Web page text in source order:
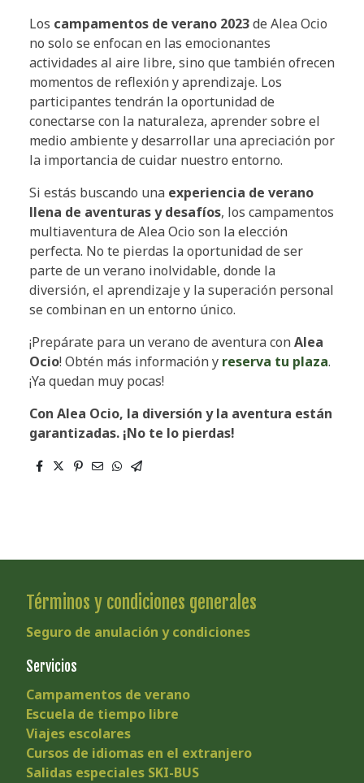
Los campamentos de verano 2023de Alea Ocio
no solo se enfocan en las emocionantes
actividades al aire libre, sino que también ofrecen
momentos de reflexión y aprendizaje. Los
participantes tendrán la oportunidad de
conectarse con la naturaleza, aprender sobre el
medio ambiente y desarrollar una apreciación por
la importancia de cuidar nuestro entorno.
Si estás buscando una experiencia de verano
llena de aventuras y desafíos, los campamentos
multiaventura de Alea Ocio son la elección
perfecta. No te pierdas la oportunidad de ser
parte de un verano inolvidable, donde la
diversión, el aprendizaje y la superación personal
se combinan en un entorno único.
¡Prepárate para un verano de aventura conAlea
Ocio! Obtén más información y reserva tu plaza.
¡Ya quedan muy pocas!
Con Alea Ocio, la diversión y la aventura están
garantizadas. ¡No te lo pierdas!
Términos y condiciones generales
Seguro de anulación y condiciones
Servicios
Campamentos de verano
Escuela de tiempo libre
Viajes escolares
Cursos de idiomas en el extranjero
Salidas especiales SKI-BUS